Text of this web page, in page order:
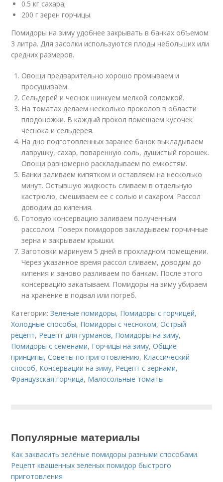
0.5 кг сахара;
200 г зерен горчицы.
Помидоры на зиму удобнее закрывать в банках объемом
3 литра. Для засолки используются плоды небольших или
средних размеров.
Овощи предварительно хорошо промываем и
просушиваем.
Сельдерей и чеснок шинкуем мелкой соломкой.
На томатах делаем несколько проколов в области
плодоножки. В каждый прокол помешаем кусочек
чеснока и сельдерея.
На дно подготовленных заранее банок выкладываем
лаврушку, сахар, поваренную соль, душистый горошек.
Овощи равномерно раскладываем по емкостям.
Банки заливаем кипятком и оставляем на несколько
минут. Остывшую жидкость сливаем в отдельную
кастрюлю, смешиваем ее с солью и сахаром. Рассол
доводим до кипения.
Готовую консервацию заливаем полученным
рассолом. Поверх помидоров закладываем горчичные
зерна и закрываем крышки.
Заготовки маринуем 5 дней в прохладном помещении.
Через указанное время рассол сливаем, доводим до
кипения и заново разливаем по банкам. После этого
консервацию закатываем. Помидоры на зиму убираем
на хранение в подвал или погреб.
Категории:Зеленые помидоры, Помидоры с горчицей,
Холодные способы, Помидоры с чесноком,Острый
рецепт, Рецепт для гурманов, Помидоры на зиму,
Помидоры с семенами, Горчицы на зиму,Общие
принципы,Советы по приготовлению, Классический
способ, Консервации на зиму, Рецепт с зернами,
Французская горчица, Малосольные томаты
Популярные материалы
Как заквасить зелёные помидоры разными способами.
Рецепт квашенных зеленых помидор быстрого
приготовления